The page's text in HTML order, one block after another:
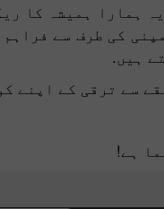
ہمارا ہمیشہ کا
کی طرف سے
ہیں.
سے ترقی کے اپنے
ہے!